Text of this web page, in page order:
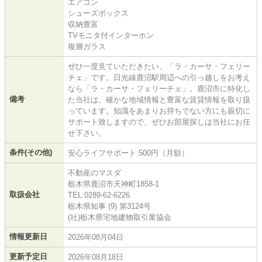
エアコン
シューズボックス
収納豊富
TVモニタ付インターホン
複層ガラス
備考
ぜひ一度見ていただきたい、「ラ・カーサ・フェリー
チェ」です。日光線鹿沼駅周辺への引っ越しをお考え
なら「ラ・カーサ・フェリーチェ」。鹿沼市に特化し
た当社は、確かな地域情報と豊富な賃貸情報を取り扱
っています。知識をあまりお持ちでない方にも親切に
サポート致しますので、ぜひお部屋探しは当社にお任
せ下さい。
条件(その他) 安心ライフサポート:500円（月額）
取扱会社
不動産のマスダ
栃木県鹿沼市天神町1858-1
TEL:0289-62-6226
栃木県知事 (9) 第3124号
(社)栃木県宅地建物取引業協会
情報更新日 2026年08月04日
更新予定日 2026年08月18日